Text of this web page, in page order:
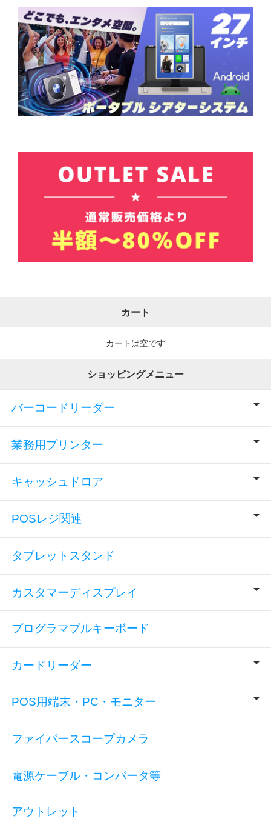
カート
カートは空です
ショッピングメニュー
バーコードリーダー
業務用プリンター
キャッシュドロア
POSレジ関連
タブレットスタンド
カスタマーディスプレイ
プログラマブルキーボード
カードリーダー
POS用端末・PC・モニター
ファイバースコープカメラ
電源ケーブル・コンバータ等
アウトレット